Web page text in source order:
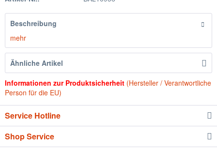
Beschreibung
mehr
Ähnliche Artikel
Informationen zur Produktsicherheit (Hersteller / Verantwortliche
Person für die EU)
Service Hotline
Shop Service